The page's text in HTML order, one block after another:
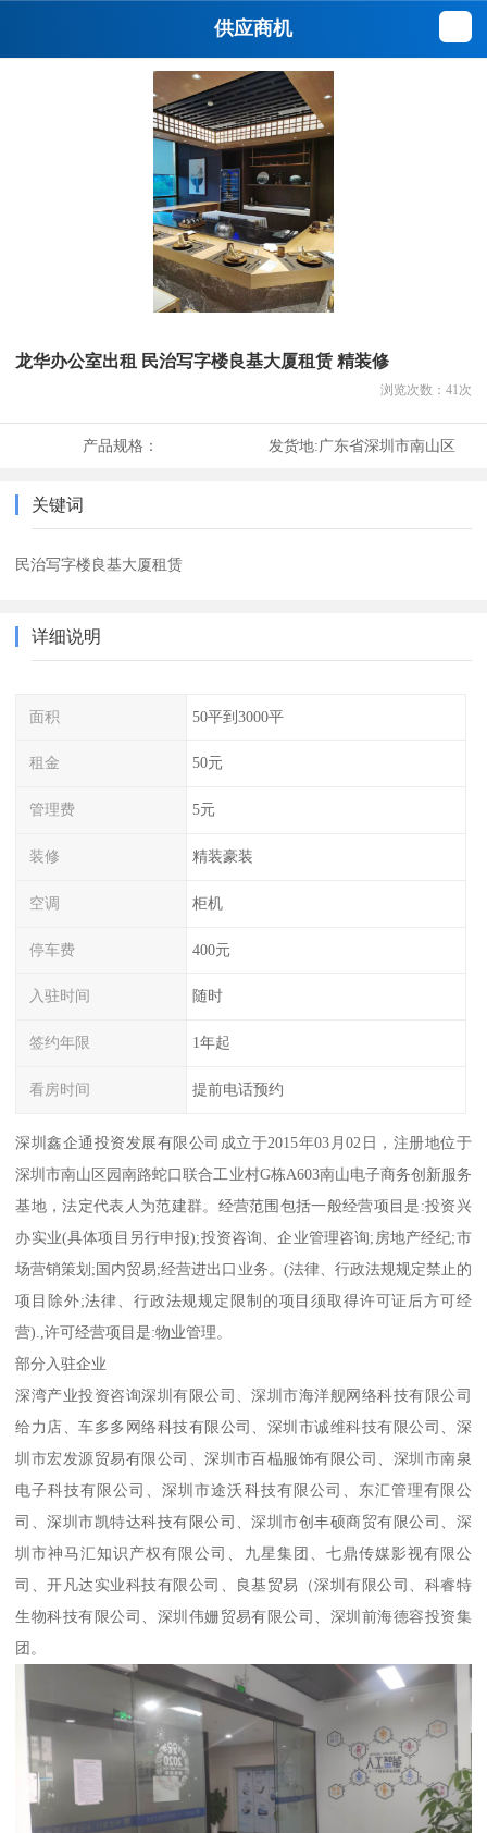
供应商机
龙华办公室出租 民治写字楼良基大厦租赁 精装修
浏览次数： 41 次
产品规格： 发货地:广东省深圳市南山区
关键词
民治写字楼良基大厦租赁
详细说明
面积 50平到3000平
租金 50元
管理费 5元
装修 精装豪装
空调 柜机
停车费 400元
入驻时间 随时
签约年限 1年起
看房时间 提前电话预约
深圳鑫企通投资发展有限公司成立于2015年03月02日，注册地位于
深圳市南山区园南路蛇口联合工业村G栋A603南山电子商务创新服务
基地，法定代表人为范建群。经营范围包括一般经营项目是:投资兴
办实业(具体项目另行申报);投资咨询、企业管理咨询;房地产经纪;市
场营销策划;国内贸易;经营进出口业务。(法律、行政法规规定禁止的
项目除外;法律、行政法规规定限制的项目须取得许可证后方可经
营).,许可经营项目是:物业管理。
部分入驻企业
深湾产业投资咨询深圳有限公司、深圳市海洋舰网络科技有限公司
给力店、车多多网络科技有限公司、深圳市诚维科技有限公司、深
圳市宏发源贸易有限公司、深圳市百榀服饰有限公司、深圳市南泉
电子科技有限公司、深圳市途沃科技有限公司、东汇管理有限公
司、深圳市凯特达科技有限公司、深圳市创丰硕商贸有限公司、深
圳市神马汇知识产权有限公司、九星集团、七鼎传媒影视有限公
司、开凡达实业科技有限公司、良基贸易（深圳有限公司、科睿特
生物科技有限公司、深圳伟姗贸易有限公司、深圳前海德容投资集
团。